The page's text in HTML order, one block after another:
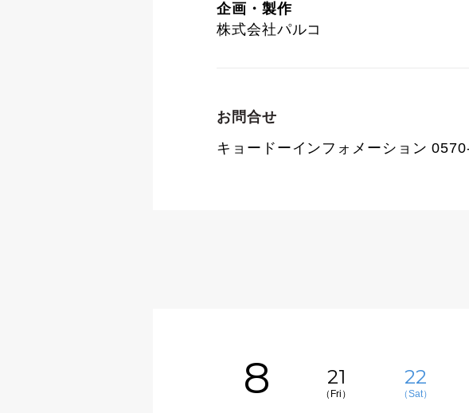
企画・製作
株式会社パルコ
お問合せ
キョードーインフォメーション
8 21
（Fri）
22
（Sat）